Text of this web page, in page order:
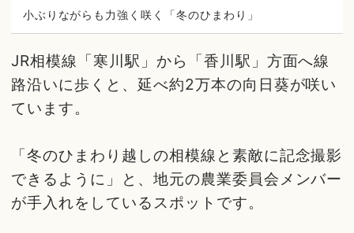
小ぶりながらも力強く咲く「冬のひまわり」
JR相模線「寒川駅」から「香川駅」方面へ線
路沿いに歩くと、延べ約2万本の向日葵が咲い
ています。
「冬のひまわり越しの相模線と素敵に記念撮影
できるように」と、地元の農業委員会メンバー
が手入れをしているスポットです。